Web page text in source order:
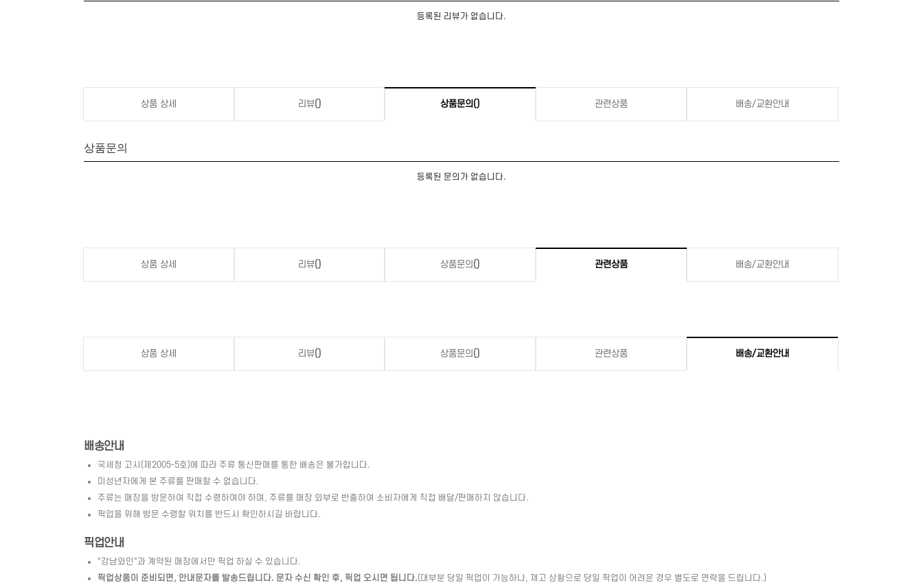
등록된 리뷰가 없습니다.
상품 상세 리뷰() 상품문의 () 관련상품 배송/교환안내
상품문의
등록된 문의가 없습니다.
상품 상세 리뷰() 상품문의 () 관련상품 배송/교환안내
상품 상세 리뷰() 상품문의 () 관련상품 배송/교환안내
배송안내
국세청 고시(제2005-5호)에 따라 주류 통신판매를 통한 배송은 불가합니다.
미성년자에게 본 주류를 판매할 수 없습니다.
주류는 매장을 방문하여 직접 수령하여야 하며, 주류를 매장 외부로 반출하여 소비자에게 직접 배달/판매하지 않습니다.
픽업을 위해 방문 수령할 위치를 반드시 확인하시길 바랍니다.
픽업안내
"강남와인"과 계약된 매장에서만 픽업 하실 수 있습니다.
픽업상품이 준비되면, 안내문자를 발송드립니다. 문자 수신 확인 후, 픽업 오시면 됩니다.(대부분 당일 픽업이 가능하나, 재고 상황으로 당일 픽업이 어려운 경우 별도로 연락을 드립니다.)